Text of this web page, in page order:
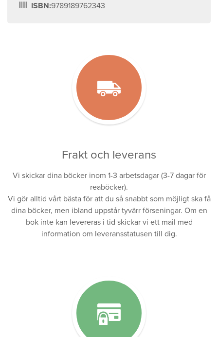
ISBN:9789189762343
Frakt och leverans
Vi skickar dina böcker inom 1-3 arbetsdagar (3-7 dagar för
reaböcker).
Vi gör alltid vårt bästa för att du så snabbt som möjligt ska få
dina böcker, men ibland uppstår tyvärr förseningar. Om en
bok inte kan levereras i tid skickar vi ett mail med
information om leveransstatusen till dig.